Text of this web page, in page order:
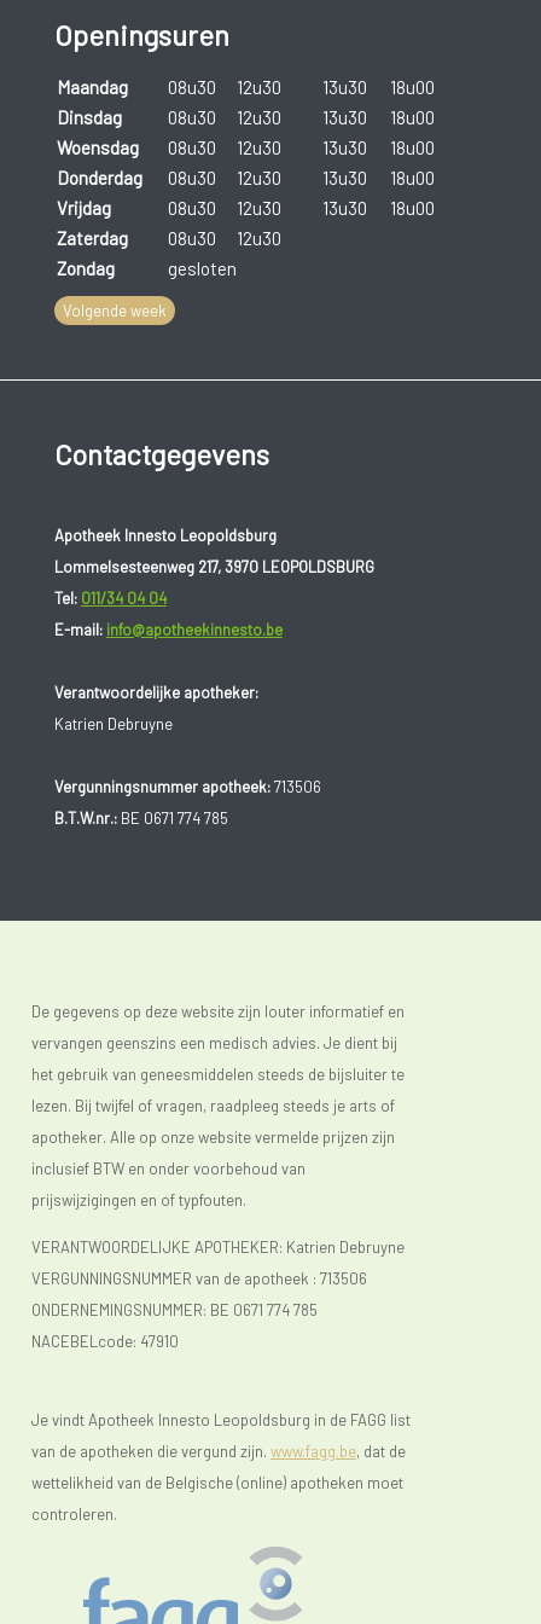
Openingsuren
Maandag 08u30 12u30 13u30
18u00
Dinsdag
08u30 12u30 13u30
18u00
Woensdag
08u30 12u30 13u30
18u00
Donderdag
08u30 12u30 13u30
18u00
Vrijdag
08u30 12u30 13u30
18u00
Zaterdag
08u30
12u30
Zondag
gesloten
Volgende week
Contactgegevens
Apotheek Innesto Leopoldsburg
Lommelsesteenweg 217, 3970 LEOPOLDSBURG
Tel: 011/34 04 04
E-mail: info@apotheekinnesto.be
Verantwoordelijke apotheker:
Katrien Debruyne
Vergunningsnummer apotheek:713506
B.T.W.nr.:BE 0671 774 785
De gegevens op deze website zijn louter informatief en
vervangen geenszins een medisch advies. Je dient bij
het gebruik van geneesmiddelen steeds de bijsluiter te
lezen. Bij twijfel of vragen, raadpleeg steeds je arts of
apotheker. Alle op onze website vermelde prijzen zijn
inclusief BTW en onder voorbehoud van
prijswijzigingen en of typfouten.
VERANTWOORDELIJKE APOTHEKER: Katrien Debruyne
VERGUNNINGSNUMMER van de apotheek : 713506
ONDERNEMINGSNUMMER: BE 0671 774 785
NACEBELcode: 47910
Je vindt Apotheek Innesto Leopoldsburg in de FAGG list
van de apotheken die vergund zijn. www.fagg.be, dat de
wettelikheid van de Belgische (online) apotheken moet
controleren.